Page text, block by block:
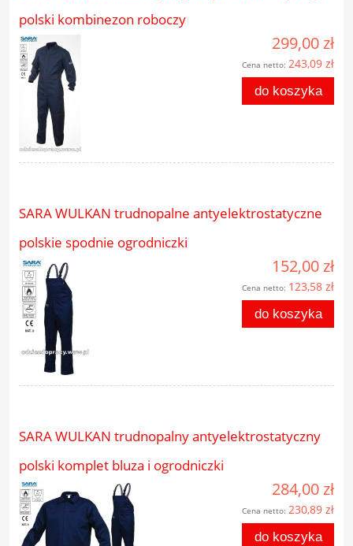
polski kombinezon roboczy
299,00 zł
Cena netto: 243,09 zł
do koszyka
SARA WULKAN trudnopalne antyelektrostatyczne
polskie spodnie ogrodniczki
152,00 zł
Cena netto: 123,58 zł
do koszyka
SARA WULKAN trudnopalny antyelektrostatyczny
polski komplet bluza i ogrodniczki
284,00 zł
Cena netto: 230,89 zł
do koszyka